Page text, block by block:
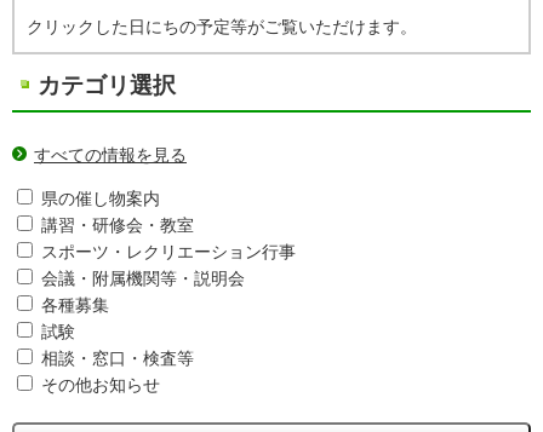
クリックした日にちの予定等がご覧いただけます。
カテゴリ選択
すべての情報を見る
県の催し物案内
講習・研修会・教室
スポーツ・レクリエーション行事
会議・附属機関等・説明会
各種募集
試験
相談・窓口・検査等
その他お知らせ